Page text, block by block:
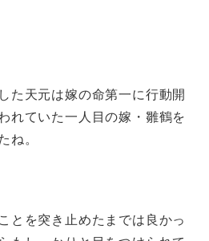
た天元は嫁の命第一に行動開
ていた一人目の嫁・雛鶴を
ね。
とを突き止めたまでは良かっ